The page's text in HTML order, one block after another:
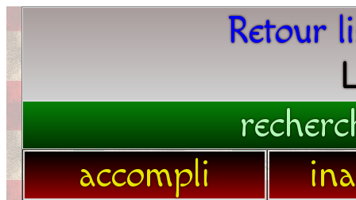
Retour
accompli